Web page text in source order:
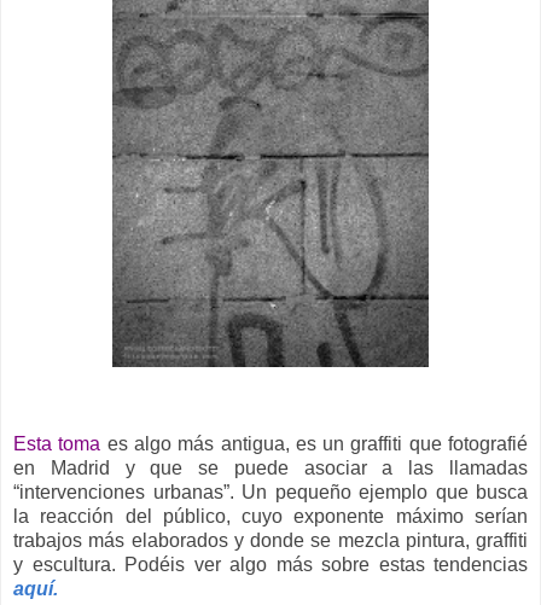
Esta toma es algo más antigua, es un graffiti que fotografié
en Madrid y que se puede asociar a las llamadas
“intervenciones urbanas”. Un pequeño ejemplo que busca
la reacción del público, cuyo exponente máximo serían
trabajos más elaborados y donde se mezcla pintura, graffiti
y escultura. Podéis ver algo más sobre estas tendencias
aquí.